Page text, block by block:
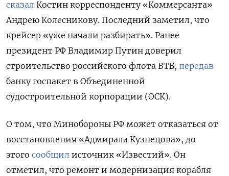
сказал Костин корреспонденту «Коммерсанта»
Андрею Колесникову. Последний заметил, что
крейсер «уже начали разбирать». Ранее
президент РФ Владимир Путин доверил
строительство российского флота ВТБ, передав
банку госпакет в Объединенной
судостроительной корпорации (ОСК).
О том, что Минобороны РФ может отказаться от
восстановления «Адмирала Кузнецова», до
этого сообщил источник «Известий». Он
отметил, что ремонт и модернизация корабля